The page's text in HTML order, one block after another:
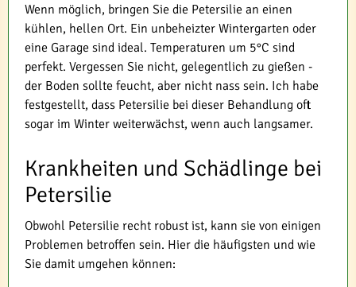
Wenn möglich, bringen Sie die Petersilie an einen
kühlen, hellen Ort. Ein unbeheizter Wintergarten oder
eine Garage sind ideal. Temperaturen um 5°C sind
perfekt. Vergessen Sie nicht, gelegentlich zu gießen -
der Boden sollte feucht, aber nicht nass sein. Ich habe
festgestellt, dass Petersilie bei dieser Behandlung oft
sogar im Winter weiterwächst, wenn auch langsamer.
Krankheiten und Schädlinge bei
Petersilie
Obwohl Petersilie recht robust ist, kann sie von einigen
Problemen betroffen sein. Hier die häufigsten und wie
Sie damit umgehen können: